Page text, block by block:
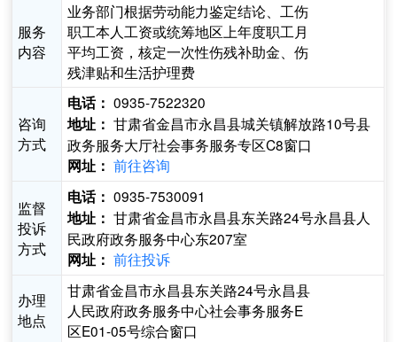
服务
内容
业务部门根据劳动能力鉴定结论、工伤
职工本人工资或统筹地区上年度职工月
平均工资，核定一次性伤残补助金、伤
残津贴和生活护理费
咨询
方式
电话： 0935-7522320
地址： 甘肃省金昌市永昌县城关镇解放路10号县
政务服务大厅社会事务服务专区C8窗口
网址： 前往咨询
监督
投诉
方式
电话： 0935-7530091
地址： 甘肃省金昌市永昌县东关路24号永昌县人
民政府政务服务中心东207室
网址： 前往投诉
办理
地点
甘肃省金昌市永昌县东关路24号永昌县
人民政府政务服务中心社会事务服务E
区E01-05号综合窗口